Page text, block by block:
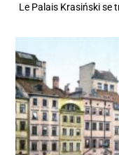
Le Palais Krasiński se